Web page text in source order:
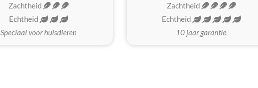
Zachtheid
Echtheid
Speciaal voor huisdieren
Zachtheid
Echtheid
10 jaar garantie